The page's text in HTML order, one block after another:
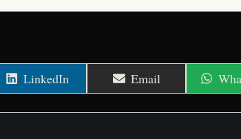
Share
on
LinkedIn Share
on
Email
on